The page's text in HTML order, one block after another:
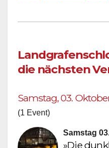
die nächsten
Samstag, 03.
(1 Event)
Samstag
»Die